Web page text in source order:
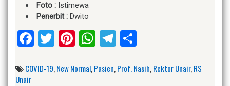
Foto : Istimewa
Penerbit : Dwito
Facebook
Twitter
Pinterest
WhatsApp
Telegram
COVID-19,New Normal,Pasien,Prof. Nasih,Rektor Unair,RS
Unair